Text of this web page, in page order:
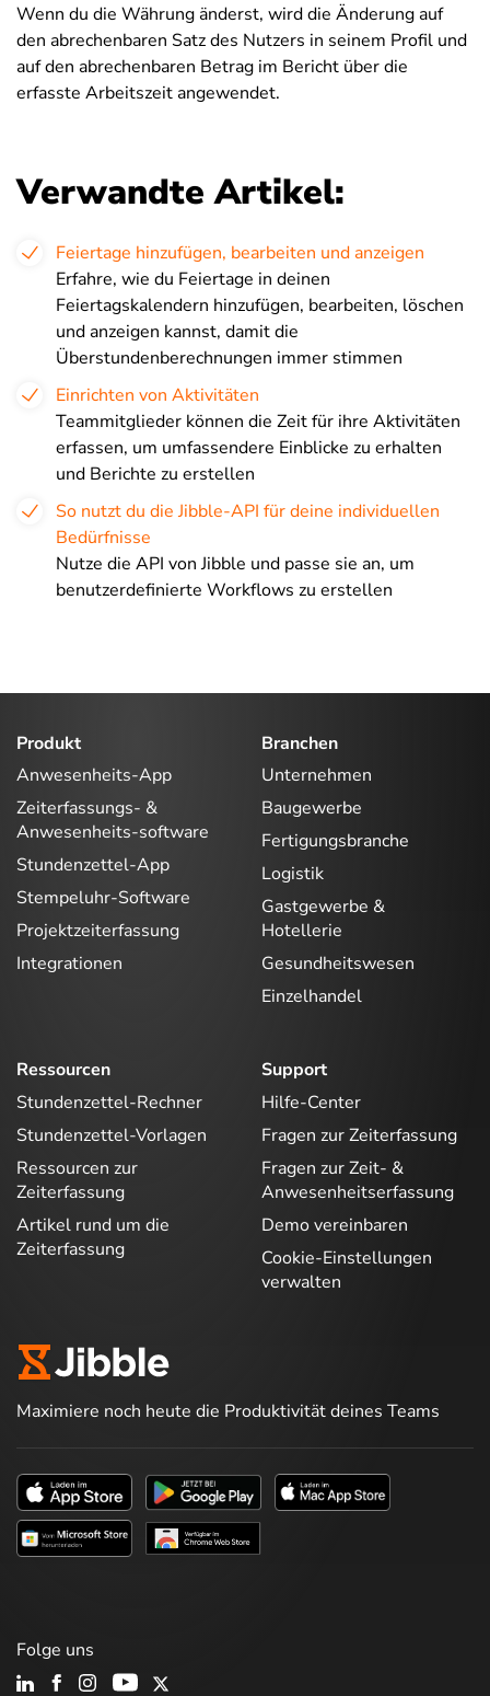
Wenn du die Währung änderst, wird die Änderung auf
den abrechenbaren Satz des Nutzers in seinem Profil und
auf den abrechenbaren Betrag im Bericht über die
erfasste Arbeitszeit angewendet.
Verwandte Artikel:
Feiertage hinzufügen, bearbeiten und anzeigen
Erfahre, wie du Feiertage in deinen
Feiertagskalendern hinzufügen, bearbeiten, löschen
und anzeigen kannst, damit die
Überstundenberechnungen immer stimmen
Einrichten von Aktivitäten
Teammitglieder können die Zeit für ihre Aktivitäten
erfassen, um umfassendere Einblicke zu erhalten
und Berichte zu erstellen
So nutzt du die Jibble-API für deine individuellen
Bedürfnisse
Nutze die API von Jibble und passe sie an, um
benutzerdefinierte Workflows zu erstellen
Produkt
Anwesenheits-App
Zeiterfassungs- &
Anwesenheits-software
Stundenzettel-App
Stempeluhr-Software
Projektzeiterfassung
Integrationen
Branchen
Unternehmen
Baugewerbe
Fertigungsbranche
Logistik
Gastgewerbe &
Hotellerie
Gesundheitswesen
Einzelhandel
Ressourcen
Stundenzettel-Rechner
Stundenzettel-Vorlagen
Ressourcen zur
Zeiterfassung
Artikel rund um die
Zeiterfassung
Support
Hilfe-Center
Fragen zur Zeiterfassung
Fragen zur Zeit- &
Anwesenheitserfassung
Demo vereinbaren
Cookie-Einstellungen
verwalten
Maximiere noch heute die Produktivität deines Teams
Folge uns